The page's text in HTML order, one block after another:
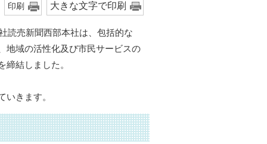
印刷 大きな文字で印刷
読売新聞西部本社は、包括的な
地域の活性化及び市民サービスの
結しました。
きます。